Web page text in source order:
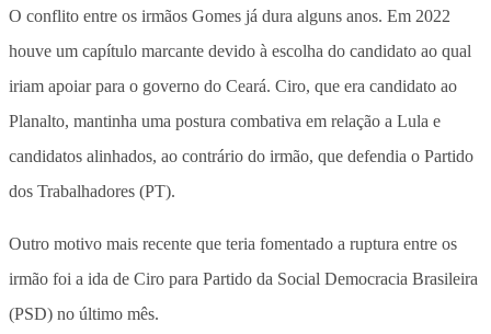
O conflito entre os irmãos Gomes já dura alguns anos. Em 2022
houve um capítulo marcante devido à escolha do candidato ao qual
iriam apoiar para o governo do Ceará. Ciro, que era candidato ao
Planalto, mantinha uma postura combativa em relação a Lula e
candidatos alinhados, ao contrário do irmão, que defendia o Partido
dos Trabalhadores (PT).
Outro motivo mais recente que teria fomentado a ruptura entre os
irmão foi a ida de Ciro para Partido da Social Democracia Brasileira
(PSD) no último mês.